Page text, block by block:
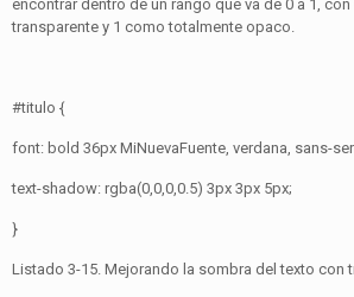
encontrar dentro de un rango que va de 0 a 1,
transparente y 1 como totalmente opaco.
#titulo {
font: bold 36px MiNuevaFuente, verdana, sans-
text-shadow: rgba(0,0,0,0.5) 3px 3px 5px;
}
Listado 3-15. Mejorando la sombra del texto con